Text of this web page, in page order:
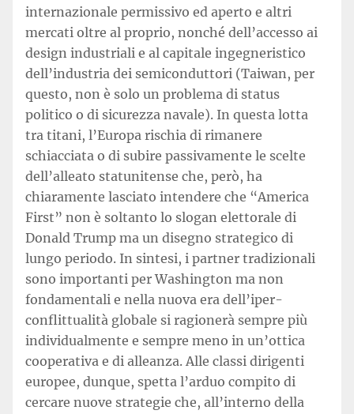
internazionale permissivo ed aperto e altri
mercati oltre al proprio, nonché dell’accesso ai
design industriali e al capitale ingegneristico
dell’industria dei semiconduttori (Taiwan, per
questo, non è solo un problema di status
politico o di sicurezza navale). In questa lotta
tra titani, l’Europa rischia di rimanere
schiacciata o di subire passivamente le scelte
dell’alleato statunitense che, però, ha
chiaramente lasciato intendere che “America
First” non è soltanto lo slogan elettorale di
Donald Trump ma un disegno strategico di
lungo periodo. In sintesi, i partner tradizionali
sono importanti per Washington ma non
fondamentali e nella nuova era dell’iper-
conflittualità globale si ragionerà sempre più
individualmente e sempre meno in un’ottica
cooperativa e di alleanza. Alle classi dirigenti
europee, dunque, spetta l’arduo compito di
cercare nuove strategie che, all’interno della